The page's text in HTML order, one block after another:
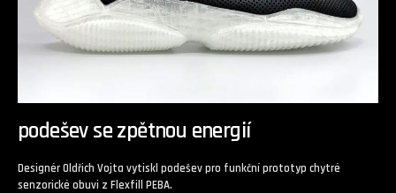
podešev se zpětnou energií
Designér Oldřich Vojta vytiskl podešev pro funkční prototyp chytré
senzorické obuvi z Flexfill PEBA.